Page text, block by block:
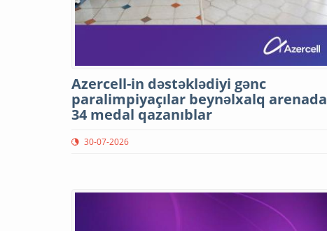
Azercell-in dəstəklədiyi gənc
paralimpiyaçılar beynəlxalq arenada
34 medal qazanıblar
30-07-2026